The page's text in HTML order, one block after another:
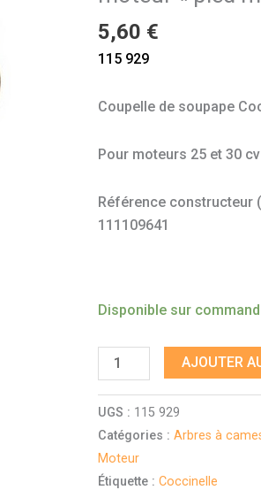
5,60 €
115 929
Coupelle de soupape
Pour moteurs 25 et 30 cv
Référence constructeur
111109641
Disponible sur
"pied
moulé"
AJOUTER
UGS : 115 929
Catégories :Arbres à
Moteur
Étiquette :Coccinelle